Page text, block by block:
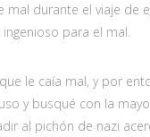
mal durante el viaje de
para el mal.
le caía mal, y por
y busqué con la
al pichón de nazi